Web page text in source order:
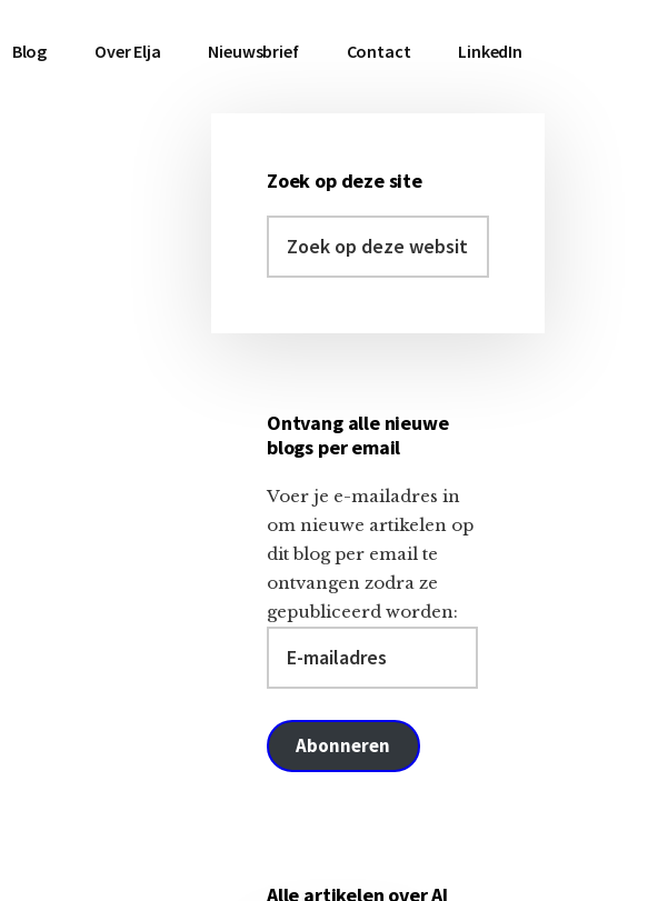
Blog Over Elja Nieuwsbrief Contact LinkedIn
Primaire
Sidebar
Zoek op deze site
Ontvang alle nieuwe
blogs per email
Voer je e-mailadres in
om nieuwe artikelen op
dit blog per email te
ontvangen zodra ze
gepubliceerd worden:
mailadres
Abonneren
Alle artikelen over AI